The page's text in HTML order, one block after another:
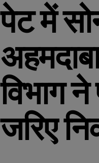
पेट में
विभाग
जरिए